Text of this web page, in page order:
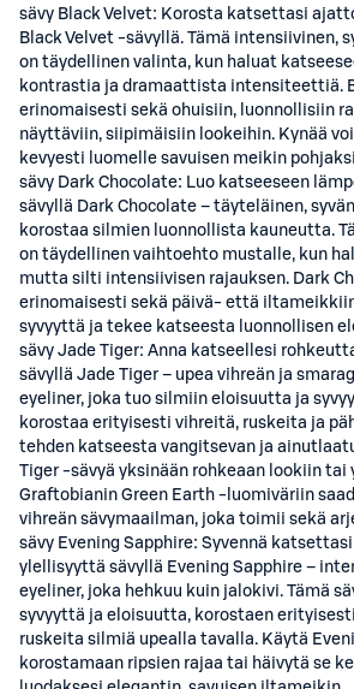
sävy Black Velvet: Korosta katsettasi
Black Velvet -sävyllä. Tämä intensiivinen,
on täydellinen valinta, kun haluat
kontrastia ja dramaattista intensiteettiä.
erinomaisesti sekä ohuisiin, luonnollisiin
näyttäviin, siipimäisiin lookeihin. Kynää
kevyesti luomelle savuisen meikin
sävy Dark Chocolate: Luo katseeseen
sävyllä Dark Chocolate – täyteläinen,
korostaa silmien luonnollista kauneutta.
on täydellinen vaihtoehto mustalle, kun
mutta silti intensiivisen rajauksen. Dark
erinomaisesti sekä päivä- että
syvyyttä ja tekee katseesta luonnollisen
sävy Jade Tiger: Anna katseellesi
sävyllä Jade Tiger – upea vihreän ja
eyeliner, joka tuo silmiin eloisuutta ja
korostaa erityisesti vihreitä, ruskeita ja
tehden katseesta vangitsevan ja
Tiger -sävyä yksinään rohkeaan lookiin tai
Graftobianin Green Earth -luomiväriin
vihreän sävymaailman, joka toimii sekä
sävy Evening Sapphire: Syvennä
ylellisyyttä sävyllä Evening Sapphire –
eyeliner, joka hehkuu kuin jalokivi. Tämä
syvyyttä ja eloisuutta, korostaen
ruskeita silmiä upealla tavalla. Käytä
korostamaan ripsien rajaa tai häivytä se